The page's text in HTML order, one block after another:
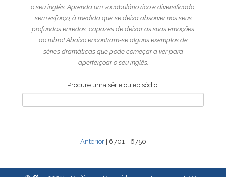
o seu inglês. Aprenda um vocabulário rico e diversificado,
sem esforço, à medida que se deixa absorver nos seus
profundos enredos, capazes de deixar as suas emoções
ao rubro! Abaixo encontram-se alguns exemplos de
séries dramáticas que pode começar a ver para
aperfeiçoar o seu inglês.
Procure uma série ou episódio:
Anterior| 6701 - 6750